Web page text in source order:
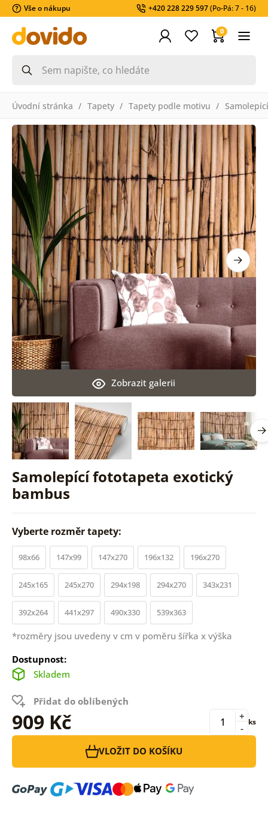
Vše o nákupu +420 228 229 597(Po-Pá: 7 - 16)
0
Úvodní stránka Tapety Tapety podle motivu
Samolepící fototapeta exotický
bambus
Zobrazit galerii
Vyberte rozměr tapety:
98x66 147x99 147x270 196x132 196x270
245x165 245x270 294x198 294x270 343x231
392x264 441x297 490x330 539x363
*rozměry jsou uvedeny v cm v poměru šířka x výška
Dostupnost:
Skladem
Přidat do oblíbených
909 Kč -
+ ks
VLOŽIT DO KOŠÍKU